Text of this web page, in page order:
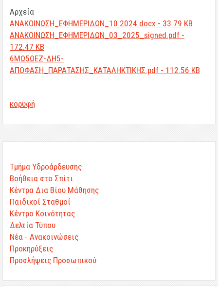
Αρχεία
ΑΝΑΚΟΙΝΩΣΗ_ΕΦΗΜΕΡΙΔΩΝ_10.2024.docx - 33.79 KB
ΑΝΑΚΟΙΝΩΣΗ_ΕΦΗΜΕΡΙΔΩΝ_03_2025_signed.pdf -
172.47 KB
6ΜΩ5ΩΕΖ-ΔΗ5-
ΑΠΟΦΑΣΗ_ΠΑΡΑΤΑΣΗΣ_ΚΑΤΑΛΗΚΤΙΚΗΣ.pdf - 112.56 KB
κορυφή
Τμήμα Υδροάρδευσης
Βοήθεια στο Σπίτι
Κέντρα Δια Βίου Μάθησης
Παιδικοί Σταθμοί
Κέντρο Κοινότητας
Δελτία Τύπου
Νέα - Ανακοινώσεις
Προκηρύξεις
Προσλήψεις Προσωπικού